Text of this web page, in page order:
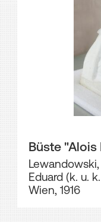
Büste "Alois
Eduard (k. u.
Wien, 1916